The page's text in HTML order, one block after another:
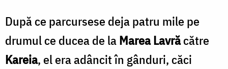
După ce parcursese deja patru mile pe
drumul ce ducea de laMarea Lavrăcătre
Kareia, el era adâncit în gânduri, căci